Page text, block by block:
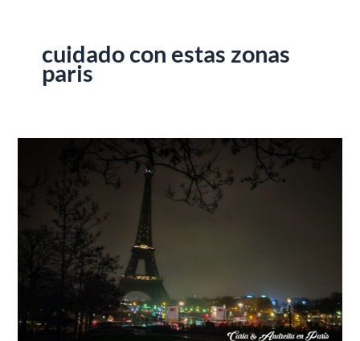
cuidado con estas zonas
paris
peligrosas
evitar